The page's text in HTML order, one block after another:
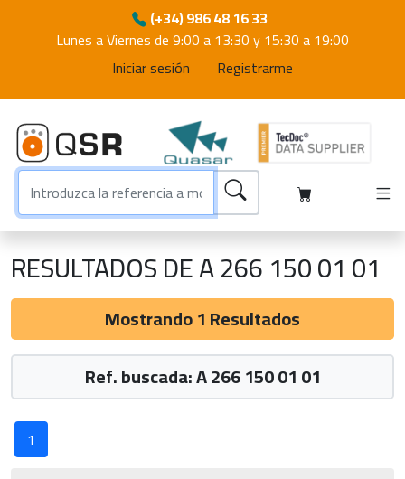
(+34) 986 48 16 33
Lunes a Viernes de 9:00 a 13:30 y 15:30 a 19:00
Iniciar sesión
Registrarme
RESULTADOS DE A 266 150 01 01
Mostrando 1 Resultados
Ref. buscada: A 266 150 01 01
1